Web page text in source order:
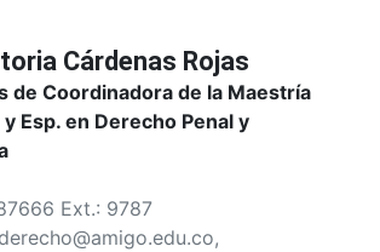
Cárdenas Rojas
de Coordinadora de la Maestría
Esp. en Derecho Penal y
Ext.: 9787